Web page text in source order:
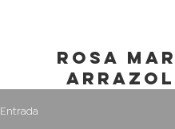
ROSA
Entrada